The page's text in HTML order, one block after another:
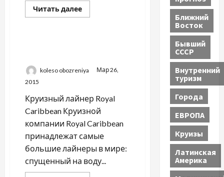
Читать далееПрочитать
больше
Круизы
koleso obozreniya
Мар 26,
2015
Круизный лайнер Royal
Caribbean Круизной
компании Royal Caribbean
принадлежат самые
большие лайнеры в мире:
спущенный на воду...
Ближний
Восток
Бывший
СССР
Внутренний
туризм
Города
ЕВРОПА
Круизы
Латинская
Америка